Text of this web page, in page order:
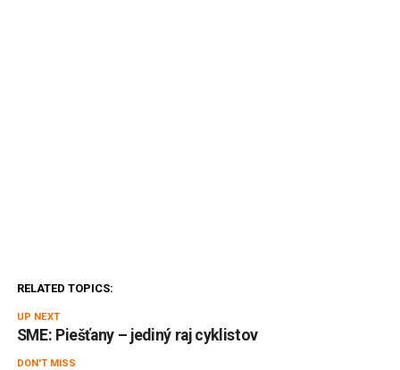
RELATED TOPICS:
UP NEXT
SME: Piešťany – jediný raj cyklistov
DON'T MISS